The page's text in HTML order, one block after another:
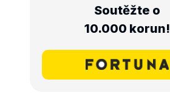
Soutěžte o
10.000 korun!